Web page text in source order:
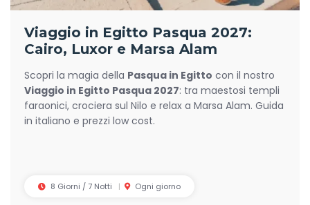
Viaggio in Egitto Pasqua 2027:
Cairo, Luxor e Marsa Alam
Scopri la magia della Pasqua in Egitto con il nostro
Viaggio in Egitto Pasqua 2027: tra maestosi templi
faraonici, crociera sul Nilo e relax a Marsa Alam. Guida
in italiano e prezzi low cost.
8 Giorni / 7 Notti Ogni giorno